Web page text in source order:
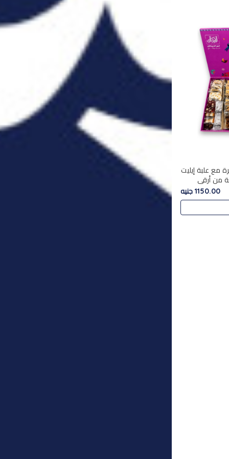
مع علبة إيليت
35 قطعة من أرقى
,معروضة
في..
1150.00 جنيه